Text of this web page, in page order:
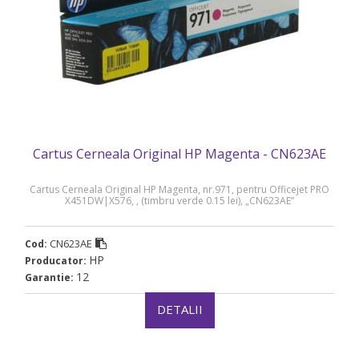
Cartus Cerneala Original HP Magenta - CN623AE
Cartus Cerneala Original HP Magenta, nr.971, pentru Officejet PRO
X451DW|X576, , (timbru verde 0.15 lei), „CN623AE”
Cod: CN623AE
Producator: HP
Garantie: 12
DETALII